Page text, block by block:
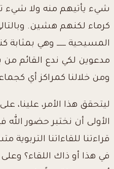
شيء يأتيهم منه ولا شيء
كرماء لكنهم هشين.
المسيحية ــــــ وهي بمثابة
مدعوين لكي ندع القائم من
ومن خلالنا كمراكز أي
ليتحقق هذا الأمر، علينا،
الأولى أن نختبر حضور الله
قراءتنا للقاءاتنا التربوية
في هذا أو ذاك اللقاء؟